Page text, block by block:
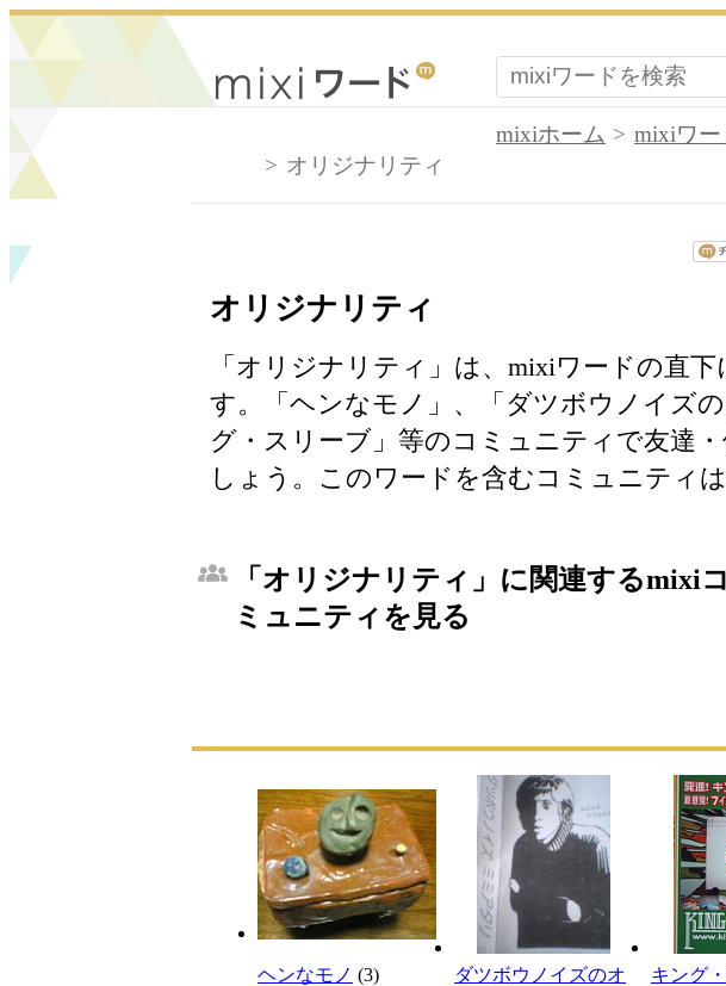
mixiホーム
mixiワ
オリジナリティ
オリジナリティ
「オリジナリティ」は、mixiワードの直
す。「ヘンなモノ」、「ダツボウノイズ
グ・スリーブ」等のコミュニティで友達
しょう。このワードを含むコミュニティは
「オリジナリティ」に関連するmixiコ
ミュニティを見る
ヘンなモノ (3)
ダツボウノイズのオ
キング